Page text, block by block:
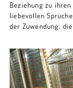
Beziehung zu
liebevollen
der Zuwendung,